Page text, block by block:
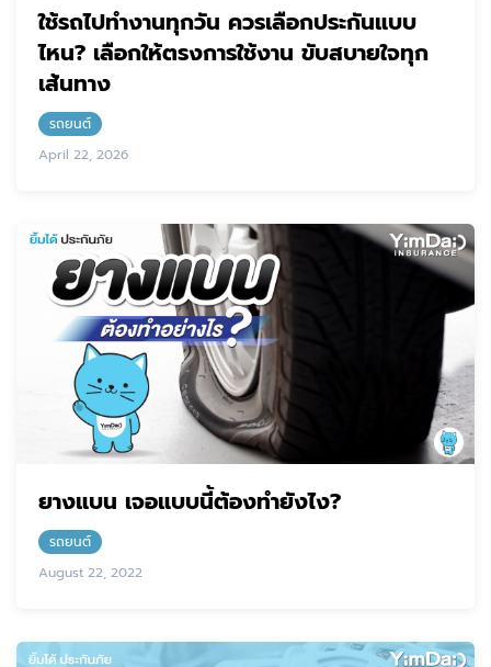
ใช้รถไปทำงานทุกวัน ควรเลือกประกันแบบ
ไหน? เลือกให้ตรงการใช้งาน ขับสบายใจทุก
เส้นทาง
รถยนต์
April 22, 2026
ยางแบน เจอแบบนี้ต้องทำยังไง?
รถยนต์
August 22, 2022